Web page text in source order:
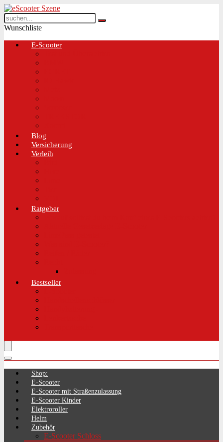
Wunschliste
E-Scooter
Blog
Versicherung
Verleih
Ratgeber
Bestseller
Shop:
E-Scooter
E-Scooter mit Straßenzulassung
E-Scooter Kinder
Elektroroller
Helm
Zubehör
E-Scooter Schloss